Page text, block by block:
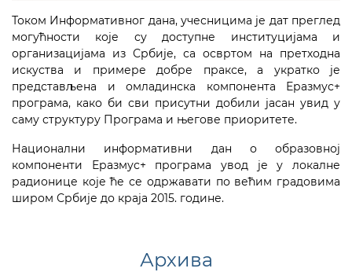
Током Информативног дана, учесницима је дат преглед
могућности које су доступне институцијама и
организацијама из Србије, са освртом на претходна
искуства и примере добре праксе, а укратко је
представљена и омладинска компонента Еразмус+
програма, како би сви присутни добили јасан увид у
саму структуру Програма и његове приоритете.
Национaлни информативни дан о образовној
компоненти Еразмус+ програма увод је у локалне
радионице које ће се одржавати по већим градовима
широм Србије до краја 2015. године.
Архива